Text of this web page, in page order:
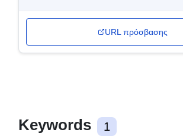
URL πρόσβασης
Keywords 1